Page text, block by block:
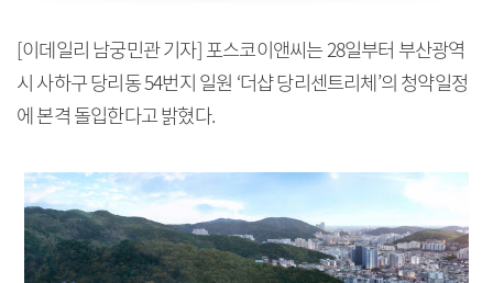
[이데일리 남궁민관 기자] 포스코이앤씨는 28일부터 부산광역
시 사하구 당리동 54번지 일원 ‘더샵 당리센트리체’의 청약일정
에 본격 돌입한다고 밝혔다.